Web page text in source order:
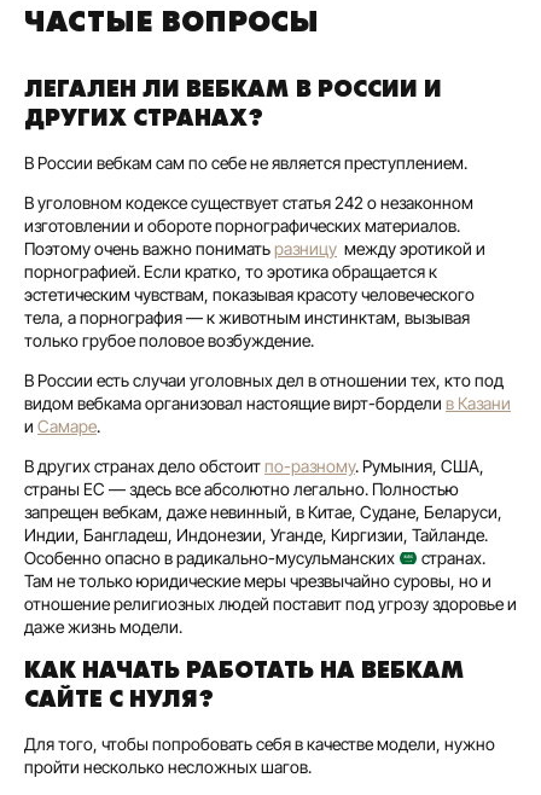
ЧАСТЫЕ ВОПРОСЫ
ЛЕГАЛЕН ЛИ ВЕБКАМ В РОССИИ И
ДРУГИХ СТРАНАХ?
В России вебкам сам по себе не является преступлением.
В уголовном кодексе существует статья 242 о незаконном
изготовлении и обороте порнографических материалов.
Поэтому очень важно пониматьразницу между эротикой и
порнографией. Если кратко, то эротика обращается к
эстетическим чувствам, показывая красоту человеческого
тела, а порнография — к животным инстинктам, вызывая
только грубое половое возбуждение.
В России есть случаи уголовных дел в отношении тех, кто под
видом вебкама организовал настоящие вирт-бордели в Казани
и Самаре.
В других странах дело обстоитпо-разному. Румыния, США,
страны ЕС — здесь все абсолютно легально. Полностью
запрещен вебкам, даже невинный, в Китае, Судане, Беларуси,
Индии, Бангладеш, Индонезии, Уганде, Киргизии, Тайланде.
Особенно опасно в радикально-мусульманских
странах.
Там не только юридические меры чрезвычайно суровы, но и
отношение религиозных людей поставит под угрозу здоровье и
даже жизнь модели.
КАК НАЧАТЬ РАБОТАТЬ НА ВЕБКАМ
САЙТЕ С НУЛЯ?
Для того, чтобы попробовать себя в качестве модели, нужно
пройти несколько несложных шагов.